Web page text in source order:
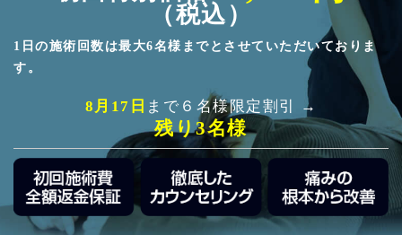
（税込）
1日の施術回数は最大6名様までとさせていただいておりま
す。
8月17日 まで６名様限定割引 →
残り3名様